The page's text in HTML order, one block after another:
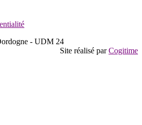
- UDM 24
Site réalisé parCogitime